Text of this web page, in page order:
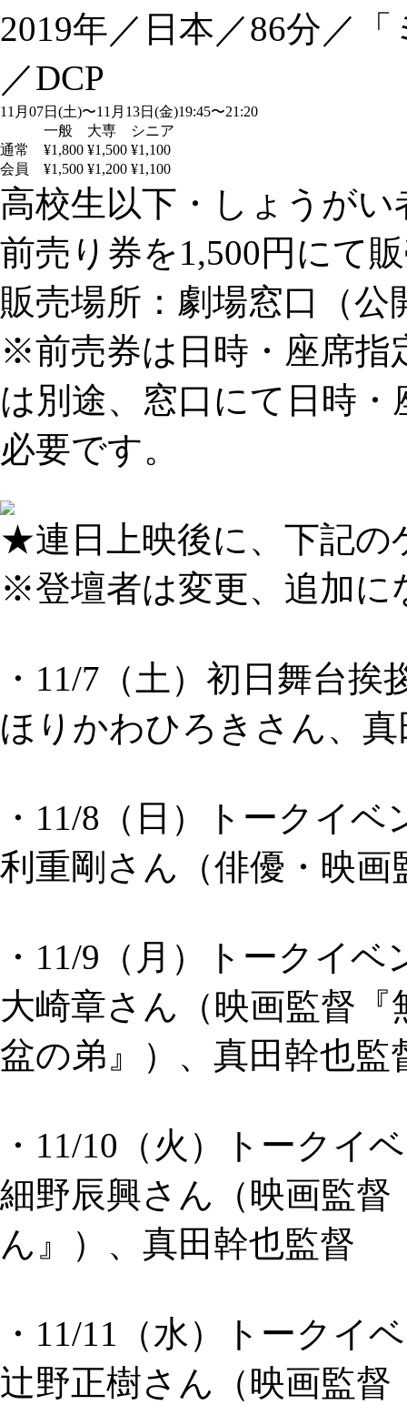
2019年／日本／86分／
／DCP
11月07日(土)〜11月13日(金)19:45〜21:20
一般
大専
シニア
通常
¥1,800 ¥1,500 ¥1,100
会員
¥1,500 ¥1,200 ¥1,100
高校生以下・しょうがい
前売り券を1,500円にて
販売場所：劇場窓口（公
※前売券は日時・座席指
は別途、窓口にて日時
必要です。
★連日上映後に、下記の
※登壇者は変更、追加に
・11/7（土）初日舞台挨
ほりかわひろきさん、
・11/8（日）トークイベ
利重剛さん（俳優・映画
・11/9（月）トークイベ
大崎章さん（映画監督
盆の弟』）、真田幹也監
・11/10（火）トークイ
細野辰興さん（映画監
ん』）、真田幹也監督
・11/11（水）トークイ
辻野正樹さん（映画監督